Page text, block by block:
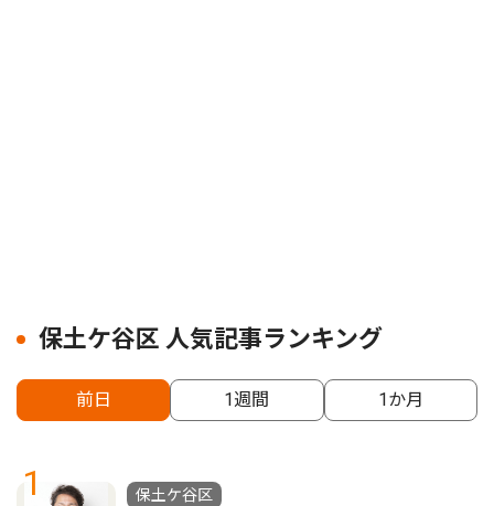
保土ケ谷区 人気記事ランキング
前日 1週間 1か月
1
保土ケ谷区